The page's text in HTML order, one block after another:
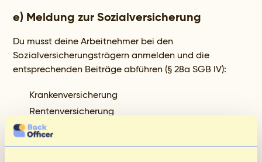
e) Meldung zur Sozialversicherung
Du musst deine Arbeitnehmer bei den
Sozialversicherungsträgern anmelden und die
entsprechenden Beiträge abführen (§ 28a SGB IV):
Krankenversicherung
Rentenversicherung
Arbeitslosenversicherung
Pflegeversicherung